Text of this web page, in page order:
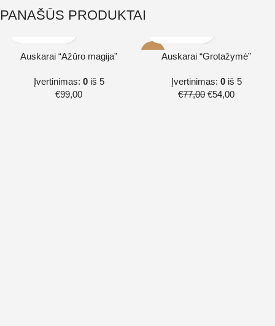
PANAŠŪS PRODUKTAI
Auskarai “Ažūro magija”
Įvertinimas: 0iš 5
€99,00
Auskarai “Grotažymė”
Įvertinimas: 0iš 5
€77,00 €54,00